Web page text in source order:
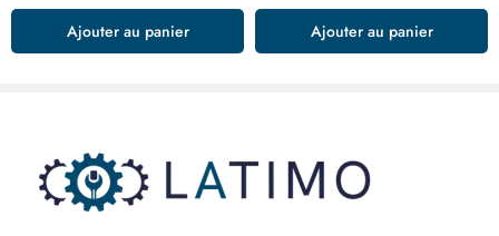
Ajouter au panier Ajouter au panier